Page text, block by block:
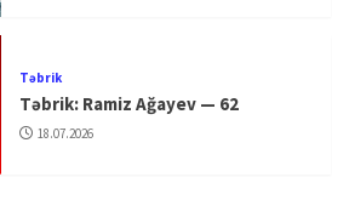
Təbrik
Təbrik: Ramiz Ağayev — 62
18.07.2026